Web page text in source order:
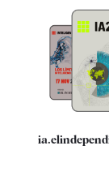
Quiénes somos
Especificaciones